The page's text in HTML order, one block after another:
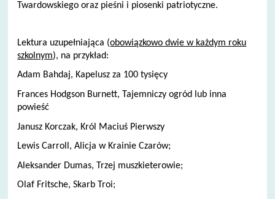
Twardowskiego oraz pieśni i piosenki patriotyczne.
Lektura uzupełniająca (obowiązkowo dwie w każdym roku
szkolnym), na przykład:
Adam Bahdaj, Kapelusz za 100 tysięcy
Frances Hodgson Burnett, Tajemniczy ogród lub inna
powieść
Janusz Korczak, Król Maciuś Pierwszy
Lewis Carroll, Alicja w Krainie Czarów;
Aleksander Dumas, Trzej muszkieterowie;
Olaf Fritsche, Skarb Troi;